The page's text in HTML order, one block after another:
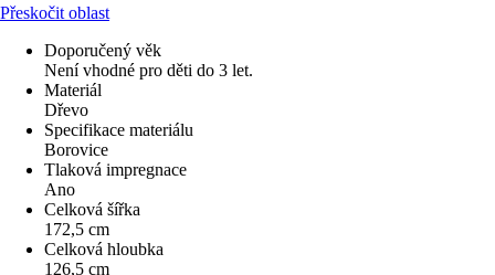
Přeskočit oblast
Doporučený věk
Není vhodné pro děti do 3 let.
Materiál
Dřevo
Specifikace materiálu
Borovice
Tlaková impregnace
Ano
Celková šířka
172,5 cm
Celková hloubka
126,5 cm